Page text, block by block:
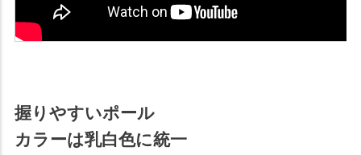
握りやすいポール
カラーは乳白色に統一